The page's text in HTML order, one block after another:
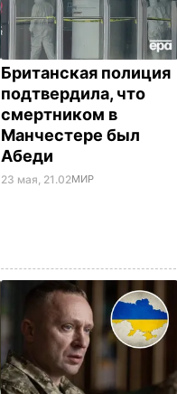
Британская полиция
подтвердила, что
смертником в
Манчестере был
Абеди
23 мая, 21.02МИР